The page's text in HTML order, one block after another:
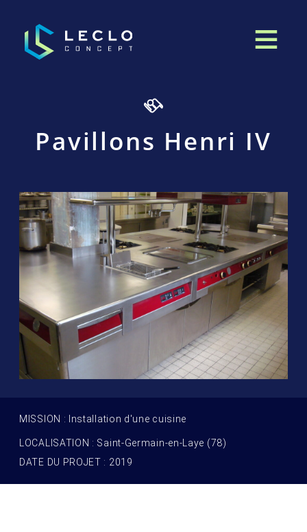
Pavillons Henri IV
MISSION : Installation d'une cuisine
LOCALISATION : Saint-Germain-en-Laye (78)
DATE DU PROJET : 2019